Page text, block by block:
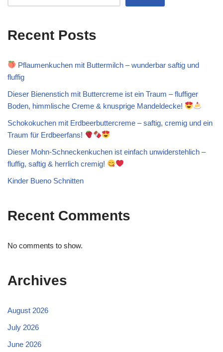
Recent Posts
Pflaumenkuchen mit Buttermilch – wunderbar saftig und
fluffig
Dieser Bienenstich mit Buttercreme ist ein Traum – fluffiger
Boden, himmlische Creme & knusprige Mandeldecke!
Schokokuchen mit Erdbeerbuttercreme – saftig, cremig und ein
Traum für Erdbeerfans!
Dieser Mohn-Schneckenkuchen ist einfach unwiderstehlich –
fluffig, saftig & herrlich cremig!
Kinder Bueno Schnitten
Recent Comments
No comments to show.
Archives
August 2026
July 2026
June 2026